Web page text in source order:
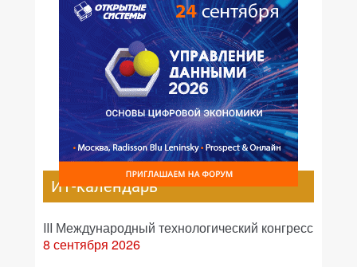
ИТ-календарь
III Международный технологический конгресс
8 сентября 2026